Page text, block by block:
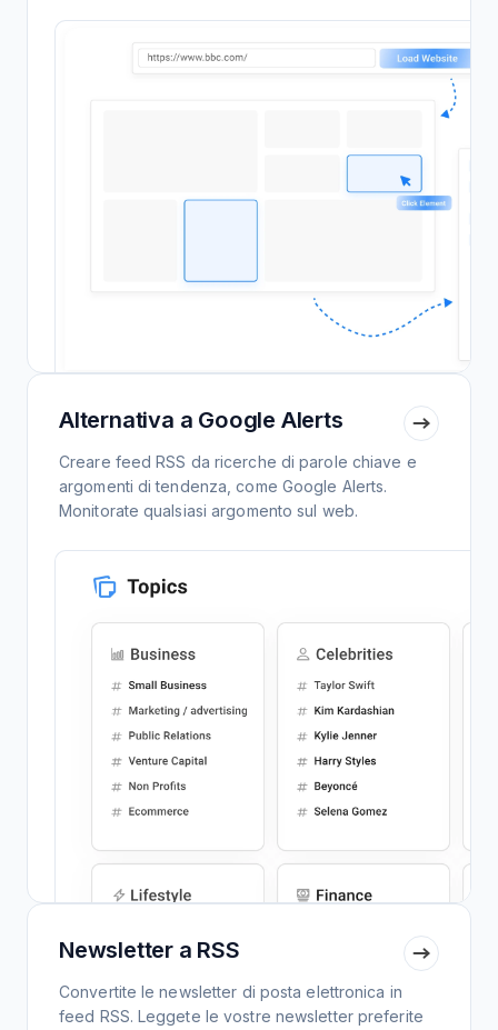
Alternativa a Google Alerts
Creare feed RSS da ricerche di parole chiave e
argomenti di tendenza, come Google Alerts.
Monitorate qualsiasi argomento sul web.
Newsletter a RSS
Convertite le newsletter di posta elettronica in
feed RSS. Leggete le vostre newsletter preferite